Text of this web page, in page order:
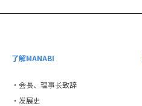
了解MANABI
・会長、理事长致辞
・发展史